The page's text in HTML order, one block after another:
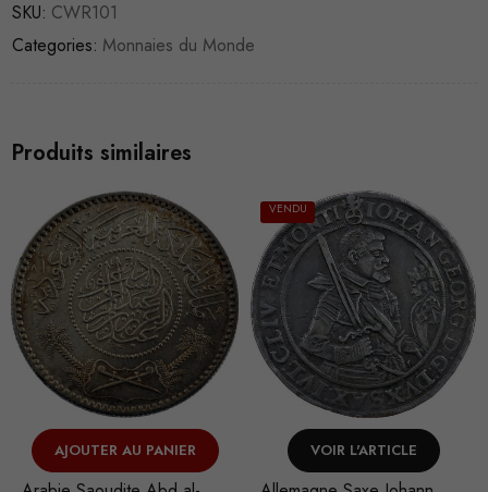
SKU: CWR101
Categories: Monnaies du Monde
Produits similaires
AJOUTER AU PANIER
VENDU
VOIR L'ARTICLE